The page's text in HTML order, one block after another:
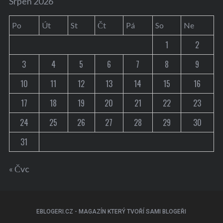
Po Út St Čt Pá So Ne
1
2
3
4 5 6 7 8
9
10
11 12 13 14 15
16
17
18 19 20 21 22
23
24
25 26 27 28 29
30
31
« Čvc
EBLOGERI.CZ - MAGAZÍN KTERÝ TVOŘÍ SAMI BLOGEŘI